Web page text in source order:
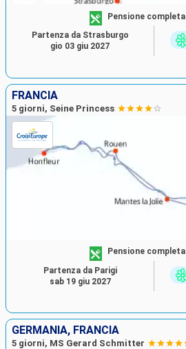
Pensione completa
Partenza da Strasburgo
gio 03 giu 2027
FRANCIA
5 giorni, Seine Princess
Pensione completa
Partenza da Parigi
sab 19 giu 2027
GERMANIA, FRANCIA
5 giorni, MS Gerard Schmitter